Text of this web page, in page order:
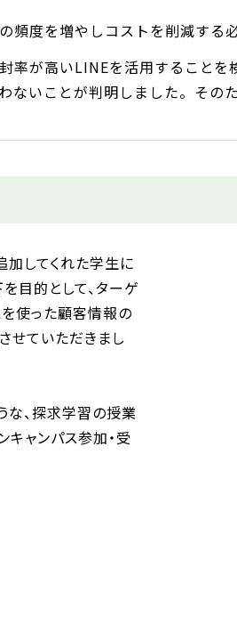
度を増やしコストを削減する
率が高いLINEを活用すること
いことが判明しました。その
加してくれた学生に
目的として、ターゲ
を使った顧客情報の
せていただきまし
な、探求学習の授業
ャンパス参加・受